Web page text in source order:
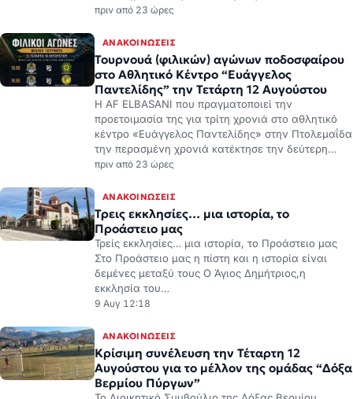
Τουρνουά (φιλικών) αγώνων ποδοσφαίρου
στο Αθλητικό Κέντρο “Ευάγγελος
Παντελίδης” την Τετάρτη 12 Αυγούστου
Η AF ELBASANI που πραγματοποιεί την
προετοιμασία της για τρίτη χρονιά στο αθλητικό
κέντρο «Ευάγγελος Παντελίδης» στην Πτολεμαΐδα
την περασμένη χρονιά κατέκτησε την δεύτερη…
πριν από 23 ώρες
Τρεις εκκλησίες… μια ιστορία, το
Προάστειο μας
Τρείς εκκλησίες… μια ιστορία, το Προάστειο μας
Στο Προάστειο μας η πίστη και η ιστορία είναι
δεμένες μεταξύ τους Ο Άγιος Δημήτριος,η
εκκλησία του…
9 Αυγ 12:18
Κρίσιμη συνέλευση την Τέταρτη 12
Αυγούστου για το μέλλον της ομάδας “Δόξα
Βερμίου Πύργων”
Το Διοικητικό Συμβούλιο της Δόξας Βερμίου
Πύργων, την Τετάρτη 12/8/2026 και ώρα 20:30